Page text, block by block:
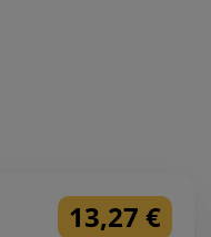
13,27 €